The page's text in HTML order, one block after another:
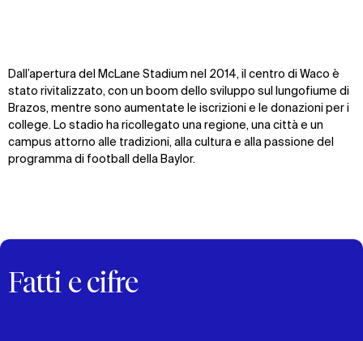
Dall’apertura del McLane Stadium nel 2014, il centro di Waco è
stato rivitalizzato, con un boom dello sviluppo sul lungofiume di
Brazos, mentre sono aumentate le iscrizioni e le donazioni per i
college. Lo stadio ha ricollegato una regione, una città e un
campus attorno alle tradizioni, alla cultura e alla passione del
programma di football della Baylor.
Fatti e cifre